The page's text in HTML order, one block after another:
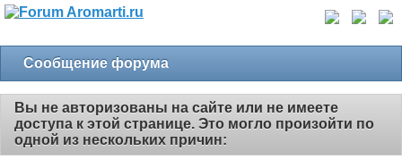
Сообщение форума
Вы не авторизованы на сайте или не имеете
доступа к этой странице. Это могло произойти по
одной из нескольких причин: